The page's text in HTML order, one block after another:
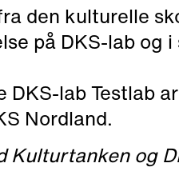
den kulturelle
på DKS-lab og
lab Testlab
Nordland.
Kulturtanken og